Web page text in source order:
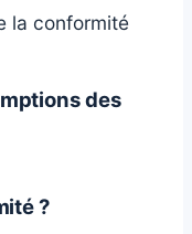
la conformité
des
?